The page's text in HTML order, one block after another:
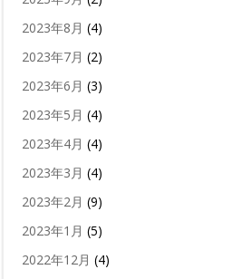
2023年8月 (4)
2023年7月 (2)
2023年6月 (3)
2023年5月 (4)
2023年4月 (4)
2023年3月 (4)
2023年2月 (9)
2023年1月 (5)
2022年12月 (4)